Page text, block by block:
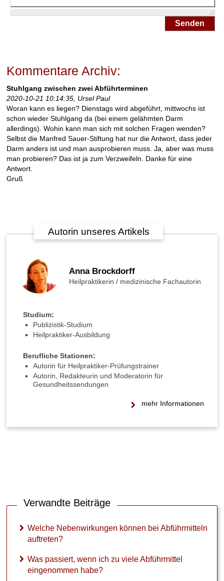
Senden
Kommentare Archiv:
Stuhlgang zwischen zwei Abführterminen
2020-10-21 10:14:35, Ursel Paul
Woran kann es liegen? Dienstags wird abgeführt, mittwochs ist
schon wieder Stuhlgang da (bei einem gelähmten Darm
allerdings). Wohin kann man sich mit solchen Fragen wenden?
Selbst die Manfred Sauer-Stiftung hat nur die Antwort, dass jeder
Darm anders ist und man ausprobieren muss. Ja, aber was muss
man probieren? Das ist ja zum Verzweifeln. Danke für eine
Antwort.
Gruß
Autorin unseres Artikels
Anna Brockdorff
Heilpraktikerin / medizinische Fachautorin
Studium:
Publizistik-Studium
Heilpraktiker-Ausbildung
Berufliche Stationen:
Autorin für Heilpraktiker-Prüfungstrainer
Autorin, Redakteurin und Moderatorin für
Gesundheitssendungen
mehr Informationen
Verwandte Beiträge
Welche Nebenwirkungen können bei Abführmitteln
auftreten?
Was passiert, wenn ich zu viele Abführmittel
eingenommen habe?
g
o
r
b
e
r
e
i
t
Krankheiten
Symptome
Therapieverfahren
Gesundheitsthemen